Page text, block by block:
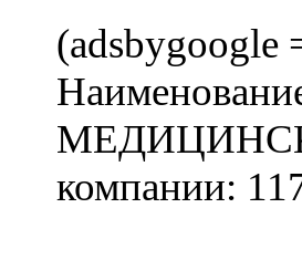
(adsbygoogle
компании: